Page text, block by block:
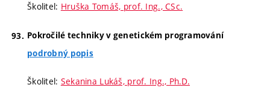
Školitel: Hruška Tomáš, prof. Ing., CSc.
Pokročilé techniky v genetickém programování
podrobný popis
Školitel: Sekanina Lukáš, prof. Ing., Ph.D.